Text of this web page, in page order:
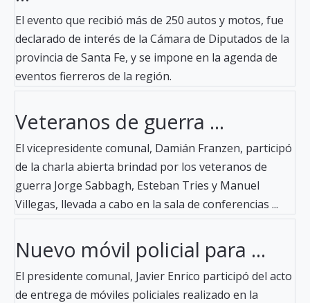
El evento que recibió más de 250 autos y motos, fue
declarado de interés de la Cámara de Diputados de la
provincia de Santa Fe, y se impone en la agenda de
eventos fierreros de la región.
Veteranos de guerra ...
El vicepresidente comunal, Damián Franzen, participó
de la charla abierta brindad por los veteranos de
guerra Jorge Sabbagh, Esteban Tries y Manuel
Villegas, llevada a cabo en la sala de conferencias ...
Nuevo móvil policial para ...
El presidente comunal, Javier Enrico participó del acto
de entrega de móviles policiales realizado en la